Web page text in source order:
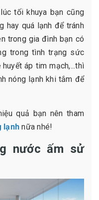
tối khuya bạn cũng
hay quá lạnh để tránh
trong gia đình bạn có
trong tình trạng sức
áp tim mạch,...thì
nóng lạnh khi tắm để
quả bạn nên tham
lạnh nữa nhé!
nước ấm sử